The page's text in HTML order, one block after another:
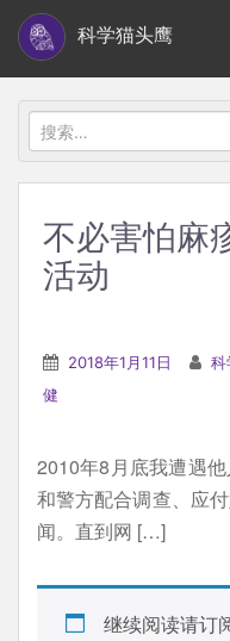
i
科学猫头鹰
搜
索：
不必害怕麻
活动
2018年1月11日 科
健
2010年8月底我遭遇
和警方配合调查、应
闻。直到网 […]
继续阅读请订